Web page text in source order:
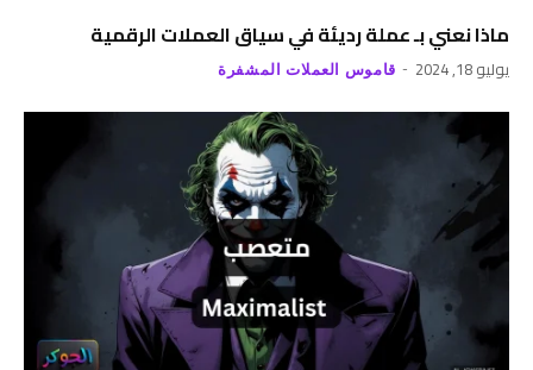
ماذا نعني بـ عملة رديئة في سياق العملات الرقمية
يوليو 18, 2024 قاموس العملات المشفرة